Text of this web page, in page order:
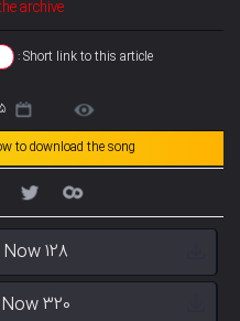
archive
Short link to this article :
5 دی 1399
to download the song
128
320